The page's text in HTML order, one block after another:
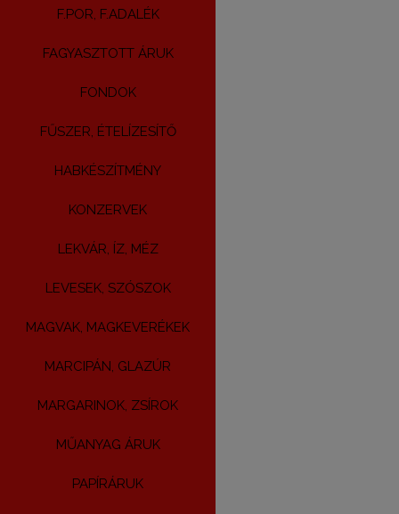
F.POR, F.ADALÉK
FAGYASZTOTT ÁRUK
FONDOK
FŰSZER, ÉTELÍZESÍTŐ
HABKÉSZÍTMÉNY
KONZERVEK
LEKVÁR, ÍZ, MÉZ
LEVESEK, SZÓSZOK
MAGVAK, MAGKEVERÉKEK
MARCIPÁN, GLAZÚR
MARGARINOK, ZSÍROK
MŰANYAG ÁRUK
PAPÍRÁRUK